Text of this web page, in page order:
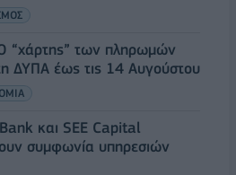
“χάρτης” των πληρωμών
ΔΥΠΑ έως τις 14 Αυγούστου
και SEE Capital
συμφωνία υπηρεσιών